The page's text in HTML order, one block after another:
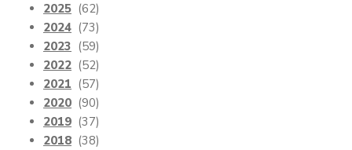
2025 (62)
2024 (73)
2023 (59)
2022 (52)
2021 (57)
2020 (90)
2019 (37)
2018 (38)